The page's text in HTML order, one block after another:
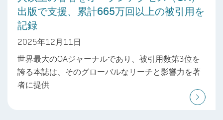
出版で支援、累計665万回以上の被引用を
記録
2025年12月11日
世界最大のOAジャーナルであり、被引用数第3位を
誇る本誌は、そのグローバルなリーチと影響力を著
者に提供